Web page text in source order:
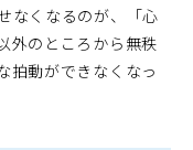
なくなるのが、「心
外のところから無秩
拍動ができなくなっ